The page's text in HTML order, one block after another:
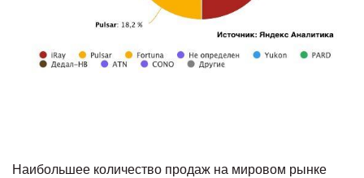
Наибольшее количество продаж на мировом рынке